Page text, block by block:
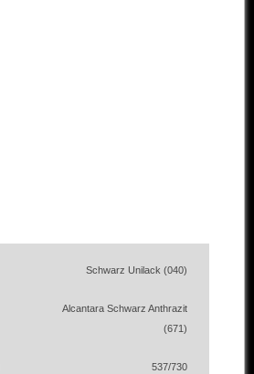
Schwarz Unilack (040)
Alcantara Schwarz Anthrazit
(671)
537/730